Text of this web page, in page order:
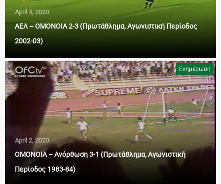
April 4, 2020
ΑΕΛ – ΟΜΟΝΟΙΑ 2-3 (Πρωτάθλημα, Αγωνιστική Περίοδος
2002-03)
Ενημέρωση
April 2, 2020
ΟΜΟΝΟΙΑ – Ανόρθωση 3-1 (Πρωτάθλημα, Αγωνιστική
Περίοδος 1983-84)